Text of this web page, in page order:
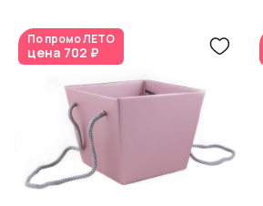
По промоЛЕТО
цена 702 ₽